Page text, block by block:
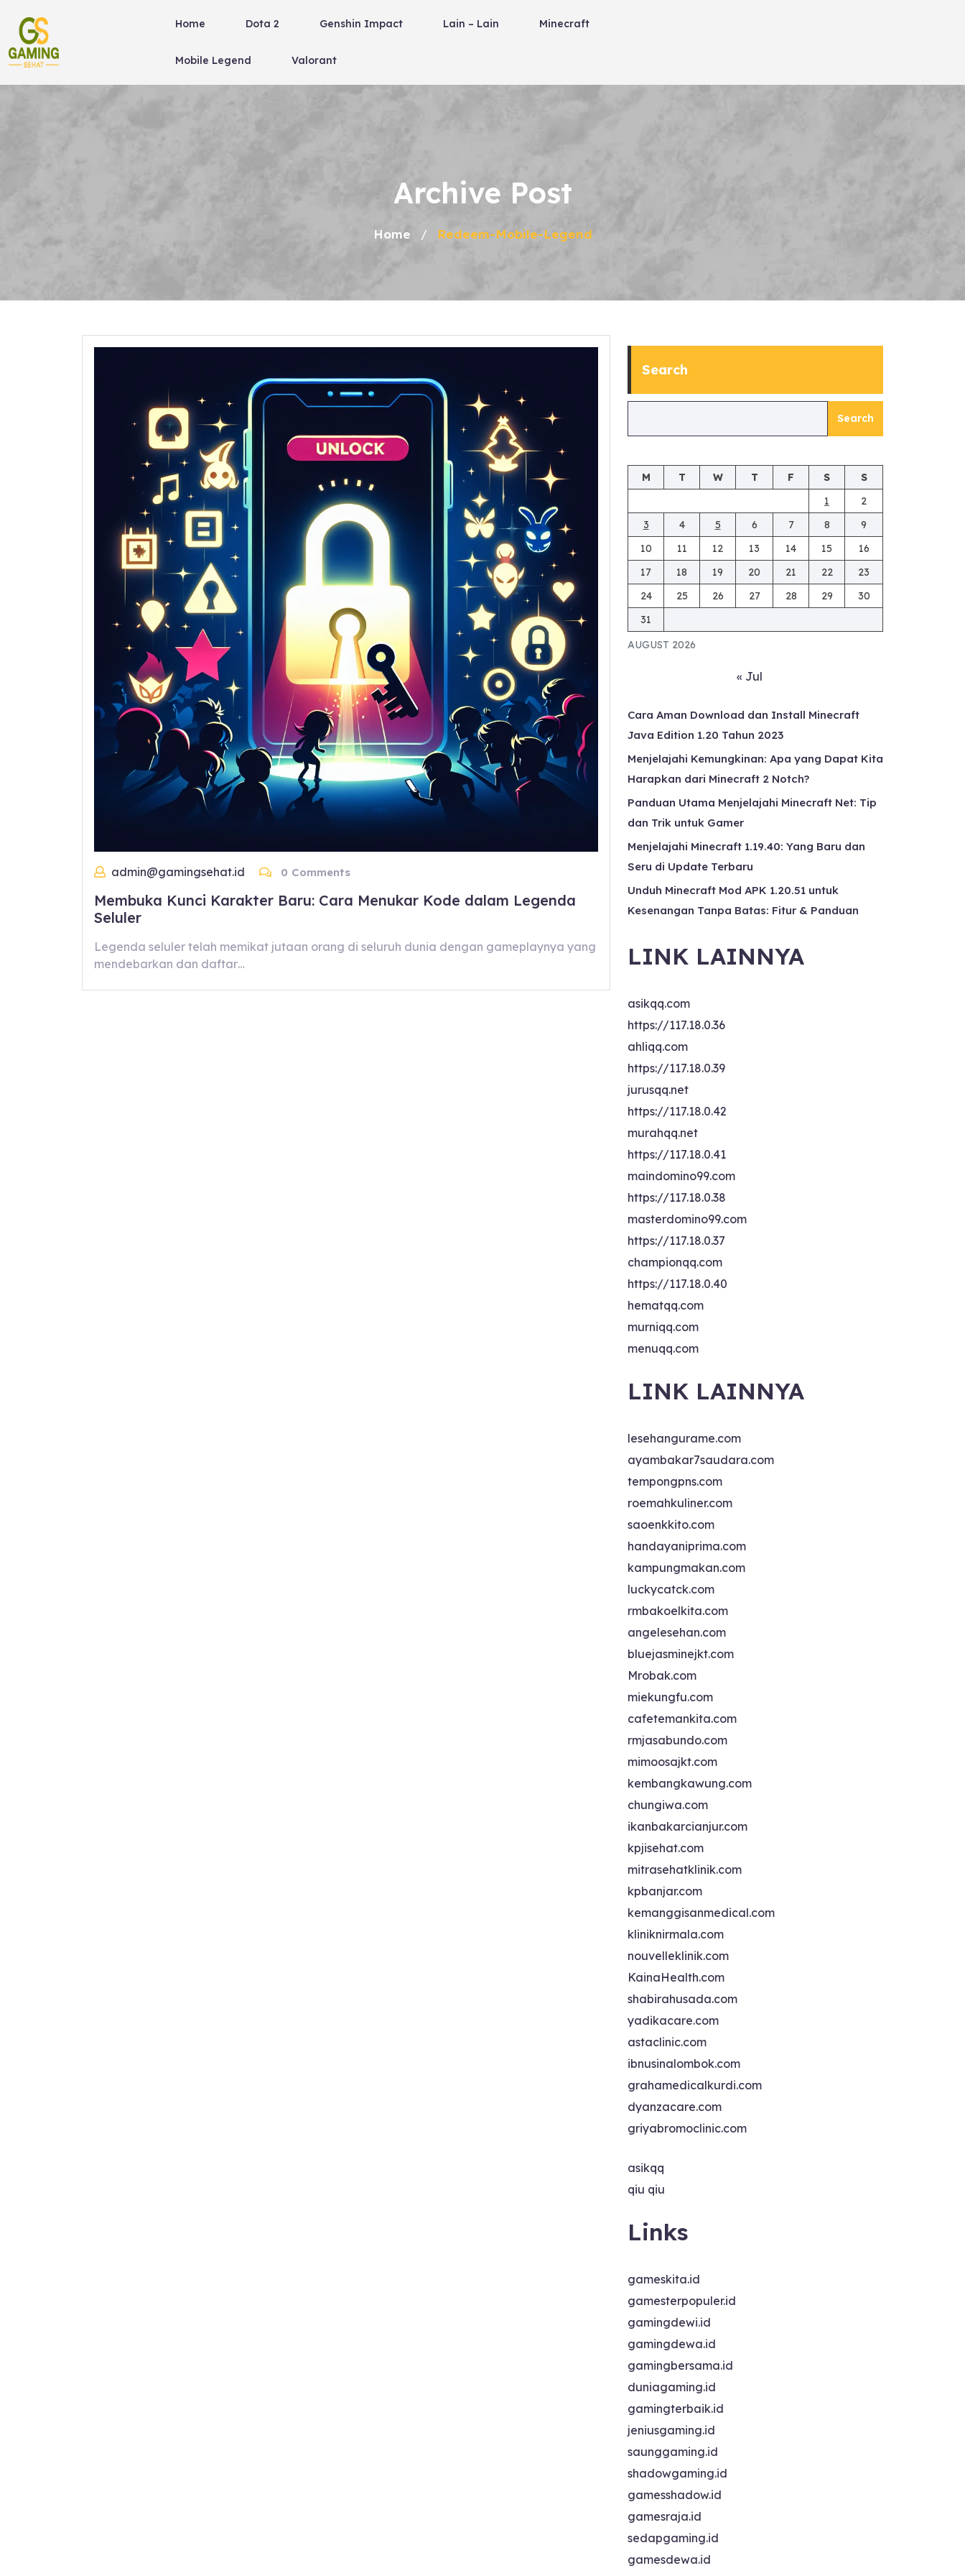
content
Home Dota 2 Genshin Impact Lain – Lain Minecraft
Mobile Legend Valorant
Archive Post
Home / Redeem-Mobile-Legend
admin@gamingsehat.id 0 Comments
Membuka Kunci Karakter Baru: Cara Menukar Kode dalam Legenda
Seluler
Legenda seluler telah memikat jutaan orang di seluruh dunia dengan gameplaynya yang
mendebarkan dan daftar…
Search
Search
AUGUST 2026
M T W T F S
S
1
2
3
4 5 6 7 8
9
10
11 12 13 14 15
16
17
18 19 20 21 22
23
24
25 26 27 28 29
30
31
« Jul
Cara Aman Download dan Install Minecraft
Java Edition 1.20 Tahun 2023
Menjelajahi Kemungkinan: Apa yang Dapat Kita
Harapkan dari Minecraft 2 Notch?
Panduan Utama Menjelajahi Minecraft Net: Tip
dan Trik untuk Gamer
Menjelajahi Minecraft 1.19.40: Yang Baru dan
Seru di Update Terbaru
Unduh Minecraft Mod APK 1.20.51 untuk
Kesenangan Tanpa Batas: Fitur & Panduan
LINK LAINNYA
asikqq.com
https://117.18.0.36
ahliqq.com
https://117.18.0.39
jurusqq.net
https://117.18.0.42
murahqq.net
https://117.18.0.41
maindomino99.com
https://117.18.0.38
masterdomino99.com
https://117.18.0.37
championqq.com
https://117.18.0.40
hematqq.com
murniqq.com
menuqq.com
LINK LAINNYA
lesehangurame.com
ayambakar7saudara.com
tempongpns.com
roemahkuliner.com
saoenkkito.com
handayaniprima.com
kampungmakan.com
luckycatck.com
rmbakoelkita.com
angelesehan.com
bluejasminejkt.com
Mrobak.com
miekungfu.com
cafetemankita.com
rmjasabundo.com
mimoosajkt.com
kembangkawung.com
chungiwa.com
ikanbakarcianjur.com
kpjisehat.com
mitrasehatklinik.com
kpbanjar.com
kemanggisanmedical.com
kliniknirmala.com
nouvelleklinik.com
KainaHealth.com
shabirahusada.com
yadikacare.com
astaclinic.com
ibnusinalombok.com
grahamedicalkurdi.com
dyanzacare.com
griyabromoclinic.com
asikqq
qiu qiu
Links
gameskita.id
gamesterpopuler.id
gamingdewi.id
gamingdewa.id
gamingbersama.id
duniagaming.id
gamingterbaik.id
jeniusgaming.id
saunggaming.id
shadowgaming.id
gamesshadow.id
gamesraja.id
sedapgaming.id
gamesdewa.id